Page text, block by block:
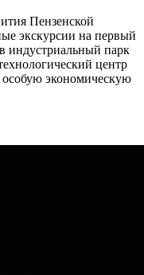
Пензенской
экскурсии на первый
индустриальный парк
центр
экономическую